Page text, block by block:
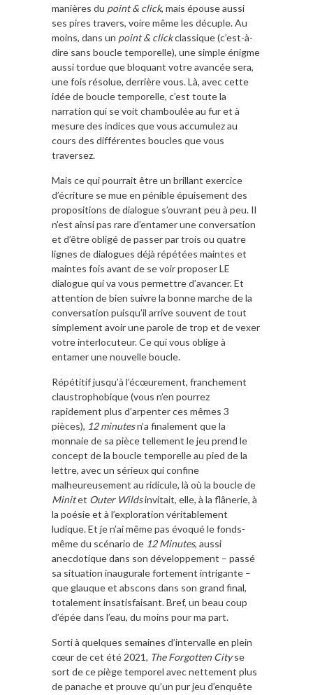
manières du point & click, mais épouse aussi
ses pires travers, voire même les décuple. Au
moins, dans un point & clickclassique (c’est-à-
dire sans boucle temporelle), une simple énigme
aussi tordue que bloquant votre avancée sera,
une fois résolue, derrière vous. Là, avec cette
idée de boucle temporelle, c’est toute la
narration qui se voit chamboulée au fur et à
mesure des indices que vous accumulez au
cours des différentes boucles que vous
traversez.
Mais ce qui pourrait être un brillant exercice
d’écriture se mue en pénible épuisement des
propositions de dialogue s’ouvrant peu à peu. Il
n’est ainsi pas rare d’entamer une conversation
et d’être obligé de passer par trois ou quatre
lignes de dialogues déjà répétées maintes et
maintes fois avant de se voir proposer LE
dialogue qui va vous permettre d’avancer. Et
attention de bien suivre la bonne marche de la
conversation puisqu’il arrive souvent de tout
simplement avoir une parole de trop et de vexer
votre interlocuteur. Ce qui vous oblige à
entamer une nouvelle boucle.
Répétitif jusqu’à l’écœurement, franchement
claustrophobique (vous n’en pourrez
rapidement plus d’arpenter ces mêmes 3
pièces), 12 minutesn’a finalement que la
monnaie de sa pièce tellement le jeu prend le
concept de la boucle temporelle au pied de la
lettre, avec un sérieux qui confine
malheureusement au ridicule, là où la boucle de
Minitet Outer Wildsinvitait, elle, à la flânerie, à
la poésie et à l’exploration véritablement
ludique. Et je n’ai même pas évoqué le fonds-
même du scénario de 12 Minutes, aussi
anecdotique dans son développement – passé
sa situation inaugurale fortement intrigante –
que glauque et abscons dans son grand final,
totalement insatisfaisant. Bref, un beau coup
d’épée dans l’eau, du moins pour ma part.
Sorti à quelques semaines d’intervalle en plein
cœur de cet été 2021, The Forgotten Cityse
sort de ce piège temporel avec nettement plus
de panache et prouve qu’un pur jeu d’enquête